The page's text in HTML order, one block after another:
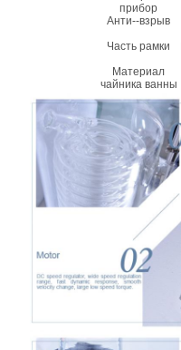
прибор
Анти--взрыв
Часть рамки
Материал
чайника ванны